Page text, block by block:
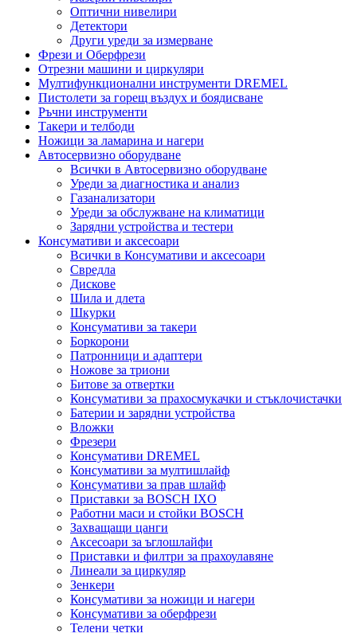
Оптични нивелири
Детектори
Други уреди за измерване
Фрези и Оберфрези
Отрезни машини и циркуляри
Мултифункционални инструменти DREMEL
Пистолети за горещ въздух и боядисване
Ръчни инструменти
Такери и телбоди
Ножици за ламарина и нагери
Автосервизно оборудване
Всички в Автосервизно оборудване
Уреди за диагностика и анализ
Газанализатори
Уреди за обслужване на климатици
Зарядни устройства и тестери
Консумативи и аксесоари
Всички в Консумативи и аксесоари
Свредла
Дискове
Шила и длета
Шкурки
Консумативи за такери
Боркорони
Патронници и адаптери
Ножове за триони
Битове за отвертки
Консумативи за прахосмукачки и стъклочистачки
Батерии и зарядни устройства
Вложки
Фрезери
Консумативи DREMEL
Консумативи за мултишлайф
Консумативи за прав шлайф
Приставки за BOSCH IXO
Работни маси и стойки BOSCH
Захващащи цанги
Аксесоари за ъглошлайфи
Приставки и филтри за прахоулавяне
Линеали за циркуляр
Зенкери
Консумативи за ножици и нагери
Консумативи за оберфрези
Телени четки